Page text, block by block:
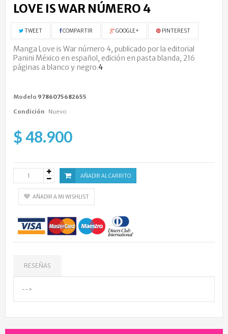
LOVE IS WAR NÚMERO 4
TWEET COMPARTIR GOOGLE+ PINTEREST
Manga Love is War número 4, publicado por la editorial
Panini México en español, edición en pasta blanda, 216
páginas a blanco y negro.4
Modelo 9786075682655
Condición Nuevo
$ 48.900
AÑADIR AL CARRITO
AÑADIR A MI WISHLIST
RESEÑAS
-->